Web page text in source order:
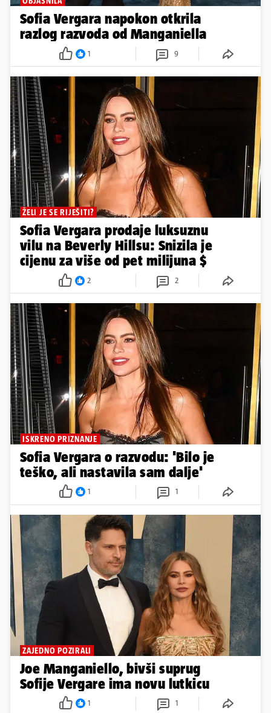
Sofia Vergara napokon otkrila
razlog razvoda od Manganiella
1 9
ŽELI JE SE RIJEŠITI?
Sofia Vergara prodaje luksuznu
vilu na Beverly Hillsu: Snizila je
cijenu za više od pet milijuna $
2 2
ISKRENO PRIZNANJE
Sofia Vergara o razvodu: 'Bilo je
teško, ali nastavila sam dalje'
1 1
ZAJEDNO POZIRALI
Joe Manganiello, bivši suprug
Sofije Vergare ima novu lutkicu
1 1